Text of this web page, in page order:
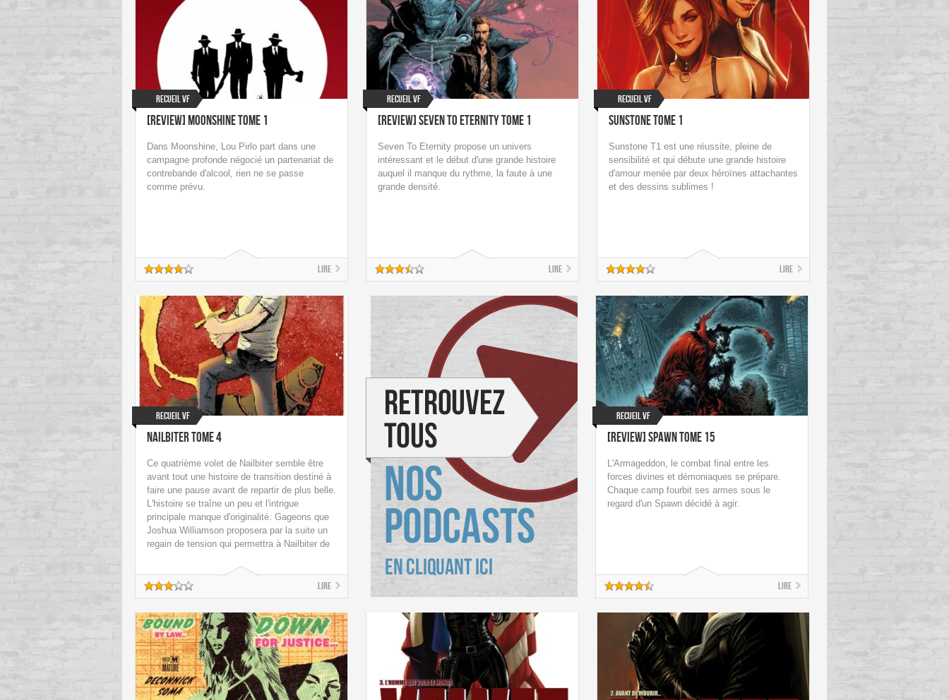
Recueil VF
[Review] Moonshine Tome 1
Dans Moonshine, Lou Pirlo part dans une
campagne profonde négocié un partenariat de
contrebande d'alcool, rien ne se passe
comme prévu.
Lire
Recueil VF
[Review] Seven to Eternity Tome 1
Seven To Eternity propose un univers
intéressant et le début d'une grande histoire
auquel il manque du rythme, la faute à une
grande densité.
Lire
Recueil VF
Sunstone Tome 1
Sunstone T1 est une réussite, pleine de
sensibilité et qui débute une grande histoire
d'amour menée par deux héroïnes attachantes
et des dessins sublimes !
Lire
Recueil VF
Nailbiter tome 4
Ce quatrième volet de Nailbiter semble être
avant tout une histoire de transition destiné à
faire une pause avant de repartir de plus belle.
L'histoire se traîne un peu et l'intrigue
principale manque d'originalité. Gageons que
Joshua Williamson proposera par la suite un
regain de tension qui permettra à Nailbiter de
Lire
Recueil VF
[Review] Spawn Tome 15
L'Armageddon, le combat final entre les
forces divines et démoniaques se prépare.
Chaque camp fourbit ses armes sous le
regard d'un Spawn décidé à agir.
Lire